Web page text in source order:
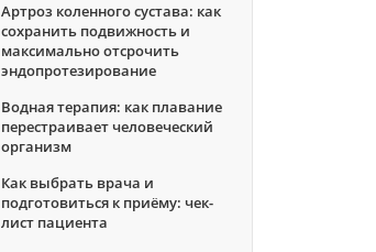
Артроз коленного сустава: как
сохранить подвижность и
максимально отсрочить
эндопротезирование
Водная терапия: как плавание
перестраивает человеческий
организм
Как выбрать врача и
подготовиться к приёму: чек-
лист пациента